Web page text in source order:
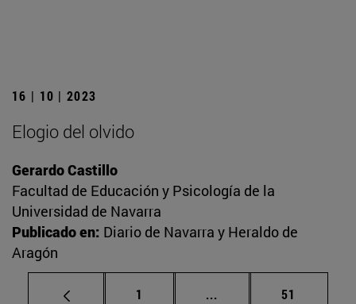
16 | 10 | 2023
Elogio del olvido
Gerardo Castillo
Facultad de Educación y Psicología de la
Universidad de Navarra
Publicado en: Diario de Navarra y Heraldo de
Aragón
Página
1 ... Páginas intermedias
Página
51